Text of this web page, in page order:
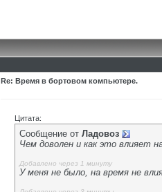
Re: Время в бортовом компьютере.
Цитата:
Сообщение от Ладовоз
Чем доволен и как это влияет
Добавлено через 1 минуту
У меня не было, на время не